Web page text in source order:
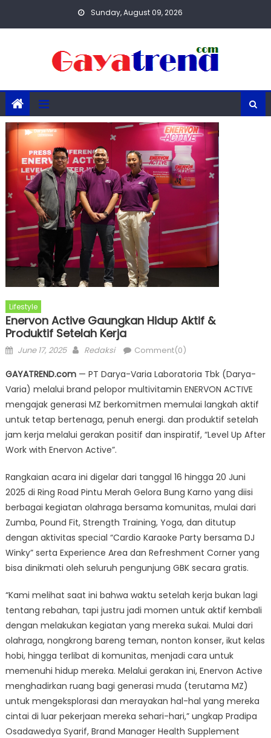
Sunday, August 09, 2026
Lifestyle
Enervon Active Gaungkan Hidup Aktif &
Produktif Setelah Kerja
Posted
June 17, 2025 Author
Redaksi Comment(0)
GAYATREND.com— PT Darya-Varia Laboratoria Tbk (Darya-
Varia) melalui brand pelopor multivitamin ENERVON ACTIVE
mengajak generasi MZ berkomitmen memulai langkah aktif
untuk tetap bertenaga, penuh energi. dan produktif setelah
jam kerja melalui gerakan positif dan inspiratif, “Level Up After
Work with Enervon Active”.
Rangkaian acara ini digelar dari tanggal 16 hingga 20 Juni
2025 di Ring Road Pintu Merah Gelora Bung Karno yang diisi
berbagai kegiatan olahraga bersama komunitas, mulai dari
Zumba, Pound Fit, Strength Training, Yoga, dan ditutup
dengan aktivitas special “Cardio Karaoke Party bersama DJ
Winky” serta Experience Area dan Refreshment Corner yang
bisa dinikmati oleh seluruh pengunjung GBK secara gratis.
“Kami melihat saat ini bahwa waktu setelah kerja bukan lagi
tentang rebahan, tapi justru jadi momen untuk aktif kembali
dengan melakukan kegiatan yang mereka sukai. Mulai dari
olahraga, nongkrong bareng teman, nonton konser, ikut kelas
hobi, hingga terlibat di komunitas, menjadi cara untuk
memenuhi hidup mereka. Melalui gerakan ini, Enervon Active
menghadirkan ruang bagi generasi muda (terutama MZ)
untuk mengeksplorasi dan merayakan hal-hal yang mereka
cintai di luar pekerjaan mereka sehari-hari,” ungkap Pradipa
Osadawedya Syarif, Brand Manager Health Supplement